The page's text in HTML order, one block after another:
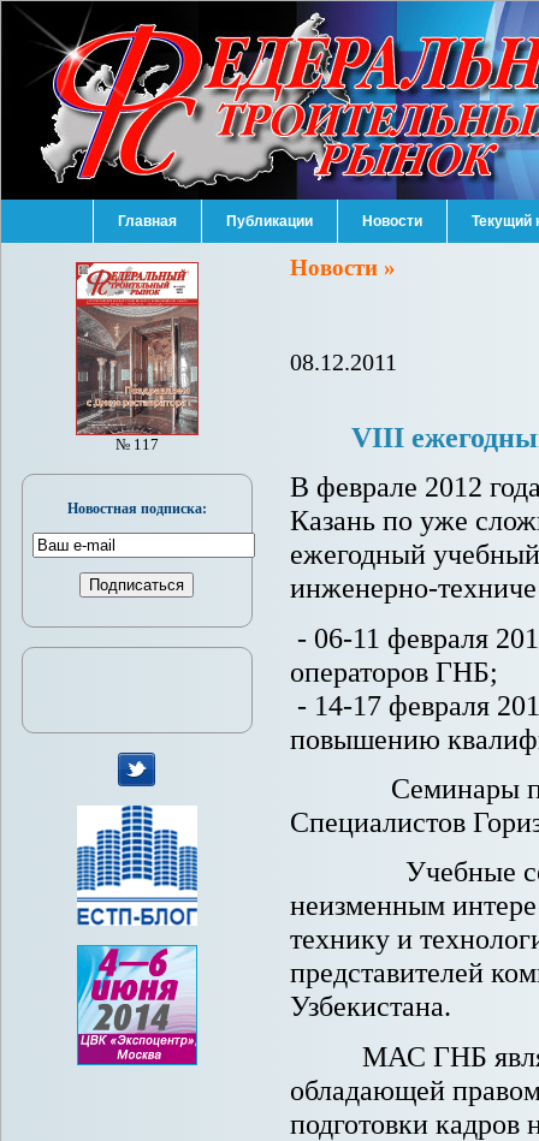
Главная Публикации Новости Текущий
Новости »
08.12.2011
VIII
В феврале 2012
Казань по уже
ежегодный
инженерно-
- 06-11 февраля
операторов ГНБ;
- 14-17 февраля
повышению
Семинары
Специалистов
Учебные
неизменным
технику и
представителей
Узбекистана.
МАС ГНБ
обладающей правом
подготовки
№ 117
Новостная подписка:
мы
в
Twitter